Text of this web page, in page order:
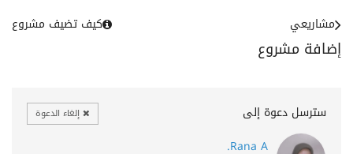
إضافة مشروع
مشاريعي كيف تضيف مشروع
سترسل دعوة إلى إلغاء الدعوة
Rana A.